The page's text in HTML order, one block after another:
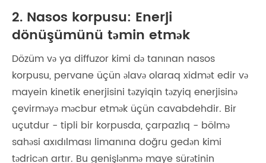
2. Nasos korpusu: Enerji
dönüşümünü təmin etmək
Dözüm və ya diffuzor kimi də tanınan nasos
korpusu, pervane üçün əlavə olaraq xidmət edir və
mayein kinetik enerjisini təzyiqin təzyiq enerjisinə
çevirməyə məcbur etmək üçün cavabdehdir. Bir
uçutdur - tipli bir korpusda, çarpazlıq - bölmə
sahəsi axıdılması limanına doğru gedən kimi
tədricən artır. Bu genişlənmə maye sürətinin